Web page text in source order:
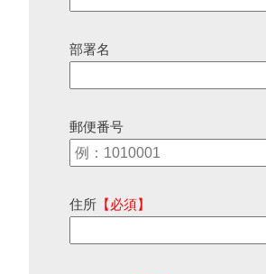
部署名
郵便番号
住所 【必須】